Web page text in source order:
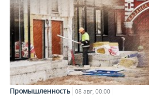
Промышленность 08 авг, 00:00